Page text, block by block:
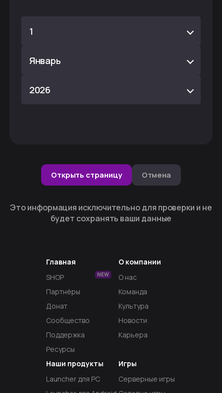
1
Январь
2026
Открыть страницу Отмена
Это информация исключительно для проверки и не
будет сохранять ваши данные
Главная
SHOP
NEW
Партнёры
Донат
Сообщество
Поддержка
Ресурсы
Наши продукты
Launcher для PC
Игры
Серверные игры
О компании
О нас
Команда
Культура
Новости
Карьера